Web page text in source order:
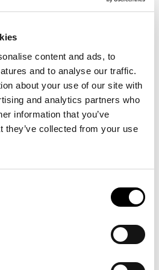
content and ads, to
and to analyse our traffic.
about your use of our site with
and analytics partners who
information that you’ve
they’ve collected from your use
Deshalb lassen wir bei der
beziehen wir unter
Neuseeland, Großbritannien,
Island. Die von uns
sind ein Nebenprodukt der
ansonsten entsorgt
Wahl der Tierhäute für unsere
sind Kriterien wie Wolldichte,
wir gute Beziehungen
ebenfalls dazu beitragen, die
Lieblingsstücke zu
entsprechend pflegen.